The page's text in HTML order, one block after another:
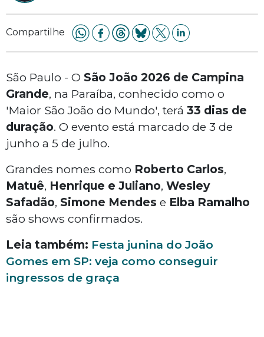
Compartilhe
São Paulo - O São João 2026 de Campina
Grande, na Paraíba, conhecido como o
'Maior São João do Mundo', terá 33 dias de
duração. O evento está marcado de 3 de
junho a 5 de julho.
Grandes nomes como Roberto Carlos,
Matuê, Henrique e Juliano, Wesley
Safadão, Simone Mendes e Elba Ramalho
são shows confirmados.
Leia também: Festa junina do João
Gomes em SP: veja como conseguir
ingressos de graça